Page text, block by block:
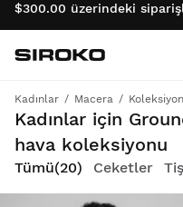
$300.00 üzerindeki
Ana
Kadınlar Macera
Kadınlar için
hava koleksiyonu
Soğuk, rüzgar ve yağmura karşı hava koşullarına hazır koruma ve konfor içinde dış mekanı keşfedin
Tümü(20) Ceketler